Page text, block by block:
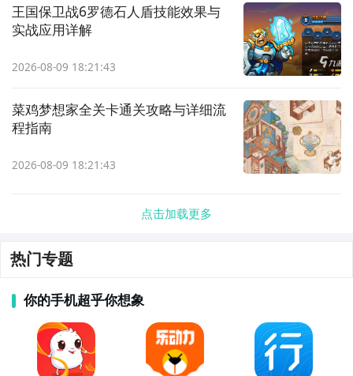
王国保卫战6罗德石人盾技能效果与
实战应用详解
2026-08-09 18:21:43
菜鸡梦想家全关卡通关攻略与详细流
程指南
2026-08-09 18:21:43
点击加载更多
热门专题
你的手机超乎你想象